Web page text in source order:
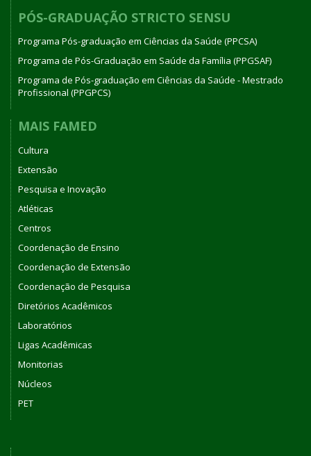
PÓS-GRADUAÇÃO STRICTO SENSU
Programa Pós-graduação em Ciências da Saúde (PPCSA)
Programa de Pós-Graduação em Saúde da Família (PPGSAF)
Programa de Pós-graduação em Ciências da Saúde - Mestrado
Profissional (PPGPCS)
MAIS FAMED
Cultura
Extensão
Pesquisa e Inovação
Atléticas
Centros
Coordenação de Ensino
Coordenação de Extensão
Coordenação de Pesquisa
Diretórios Acadêmicos
Laboratórios
Ligas Acadêmicas
Monitorias
Núcleos
PET